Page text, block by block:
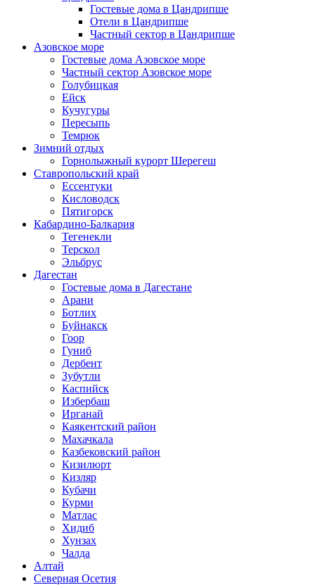
Гостевые дома в Цандрипше
Отели в Цандрипше
Частный сектор в Цандрипше
Азовское море
Гостевые дома Азовское море
Частный сектор Азовское море
Голубицкая
Ейск
Кучугуры
Пересыпь
Темрюк
Зимний отдых
Горнолыжный курорт Шерегеш
Ставропольский край
Ессентуки
Кисловодск
Пятигорск
Кабардино-Балкария
Тегенекли
Терскол
Эльбрус
Дагестан
Гостевые дома в Дагестане
Арани
Ботлих
Буйнакск
Гоор
Гуниб
Дербент
Зубутли
Каспийск
Избербаш
Ирганай
Каякентский район
Махачкала
Казбековский район
Кизилюрт
Кизляр
Кубачи
Курми
Матлас
Хидиб
Хунзах
Чалда
Алтай
Северная Осетия